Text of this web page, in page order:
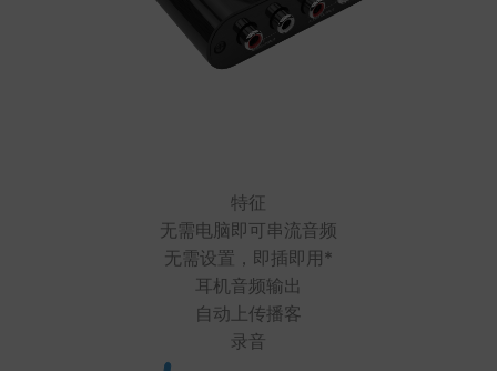
特征
无需电脑即可串流音频
无需设置，即插即用*
耳机音频输出
自动上传播客
录音